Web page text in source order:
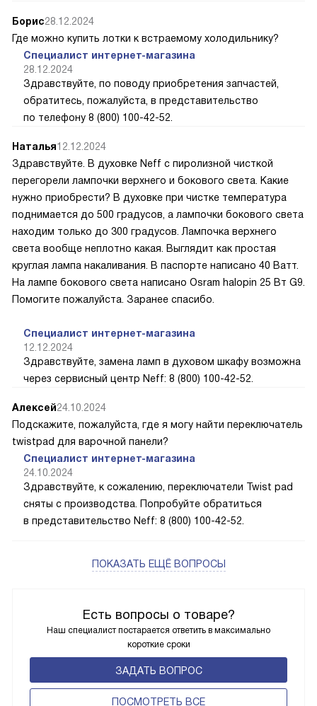
Есть вопросы о товаре?
Наш специалист постарается ответить в максимально
короткие сроки
ЗАДАТЬ ВОПРОС
ПОCМОТРЕТЬ ВСЕ
Борис28.12.2024
Где можно купить лотки к встраемому холодильнику?
Специалист интернет-магазина
28.12.2024
Здравствуйте, по поводу приобретения запчастей,
обратитесь, пожалуйста, в представительство
по телефону 8 (800) 100-42-52.
Наталья12.12.2024
Здравствуйте. В духовке Neff с пиролизной чисткой
перегорели лампочки верхнего и бокового света. Какие
нужно приобрести? В духовке при чистке температура
поднимается до 500 градусов, а лампочки бокового света
находим только до 300 градусов. Лампочка верхнего
света вообще неплотно какая. Выглядит как простая
круглая лампа накаливания. В паспорте написано 40 Ватт.
На лампе бокового света написано Osram halopin 25 Вт G9.
Помогите пожалуйста. Заранее спасибо.
Специалист интернет-магазина
12.12.2024
Здравствуйте, замена ламп в духовом шкафу возможна
через сервисный центр Neff: 8 (800) 100-42-52.
Алексей24.10.2024
Подскажите, пожалуйста, где я могу найти переключатель
twistpad для варочной панели?
Специалист интернет-магазина
24.10.2024
Здравствуйте, к сожалению, переключатели Twist pad
сняты с производства. Попробуйте обратиться
в представительство Neff: 8 (800) 100-42-52.
ПОКАЗАТЬ ЕЩЁ ВОПРОСЫ